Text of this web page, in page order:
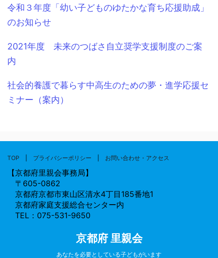
令和３年度「幼い子どものゆたかな育ち応援助成」
のお知らせ
2021年度 未来のつばさ自立奨学支援制度のご案
内
社会的養護で暮らす中高生のための夢・進学応援セ
ミナー（案内）
TOP プライバシーポリシー お問い合わせ・アクセス
【京都府里親会事務局】
〒605-0862
京都府京都市東山区清水4丁目185番地1
京都府家庭支援総合センター内
TEL：075-531-9650
京都府 里親会
あなたを必要としている子どもがいます